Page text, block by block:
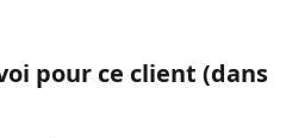
pour ce client (dans